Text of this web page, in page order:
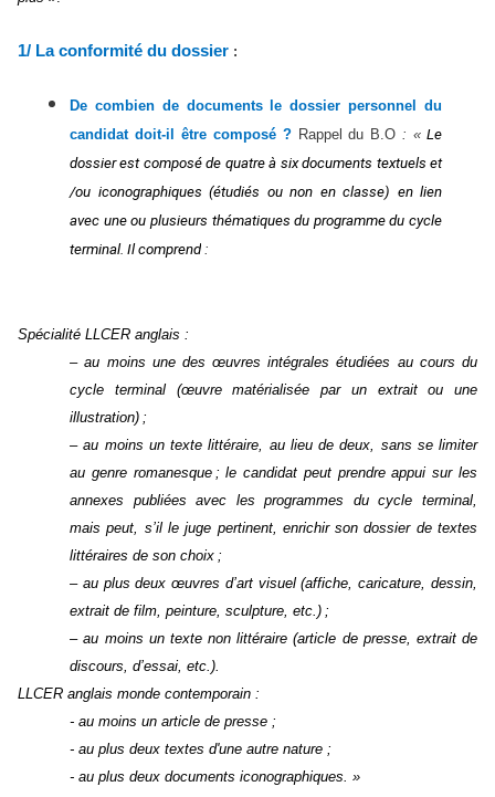
1/ La conformité du dossier :
De combien de documents le dossier personnel du
candidat doit-il être composé ? Rappel du B.O : « Le
dossier est composé de quatre à six documents textuels et
/ou iconographiques (étudiés ou non en classe) en lien
avec une ou plusieurs thématiques du programme du cycle
terminal. Il comprend :
Spécialité LLCER anglais :
– au moins une des œuvres intégrales étudiées au cours du
cycle terminal (œuvre matérialisée par un extrait ou une
illustration) ;
– au moins un texte littéraire, au lieu de deux, sans se limiter
au genre romanesque ; le candidat peut prendre appui sur les
annexes publiées avec les programmes du cycle terminal,
mais peut, s’il le juge pertinent, enrichir son dossier de textes
littéraires de son choix ;
– au plus deux œuvres d’art visuel (affiche, caricature, dessin,
extrait de film, peinture, sculpture, etc.) ;
– au moins un texte non littéraire (article de presse, extrait de
discours, d’essai, etc.).
LLCER anglais monde contemporain :
- au moins un article de presse ;
- au plus deux textes d'une autre nature ;
- au plus deux documents iconographiques. »